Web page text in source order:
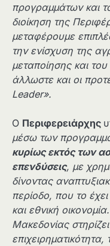
προγραμμάτων και
διοίκηση της
μεταφέρουμε
την ενίσχυση της
μεταποίησης και
άλλωστε και οι
Leader».
Ο Περιφερειάρχης
μέσω των
κυρίως εκτός των
επενδύσεις, με
δίνοντας
περίοδο, που το
και εθνική
Μακεδονίας